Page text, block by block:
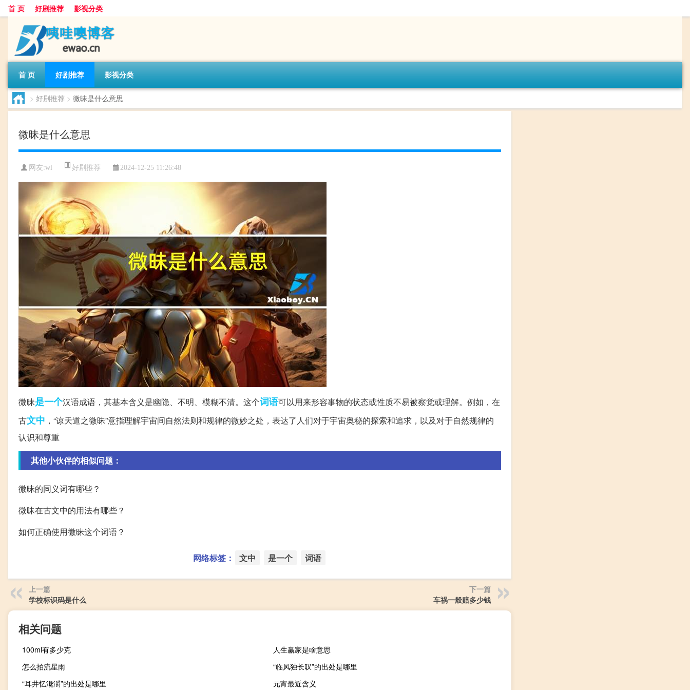
首 页 好剧推荐 影视分类
首 页 好剧推荐 影视分类
> 好剧推荐 > 微昧是什么意思
微昧是什么意思
网友:wl 好剧推荐 2024-12-25 11:26:48
微昧是一个汉语成语，其基本含义是幽隐、不明、模糊不清。这个词语可以用来形容事物的状态或性质不易被察觉或理解。例如，在
古文中 ，“谅天道之微昧”意指理解宇宙间自然法则和规律的微妙之处，表达了人们对于宇宙奥秘的探索和追求，以及对于自然规律的
认识和尊重
其他小伙伴的相似问题：
微昧的同义词有哪些？
微昧在古文中的用法有哪些？
如何正确使用微昧这个词语？
网络标签： 文中 是一个 词语
上一篇
学校标识码是什么
下一篇
车祸一般赔多少钱
相关问题
100ml有多少克
人生赢家是啥意思
怎么拍流星雨
“临风独长叹”的出处是哪里
“耳井忆瀺灂”的出处是哪里
元宵最近含义